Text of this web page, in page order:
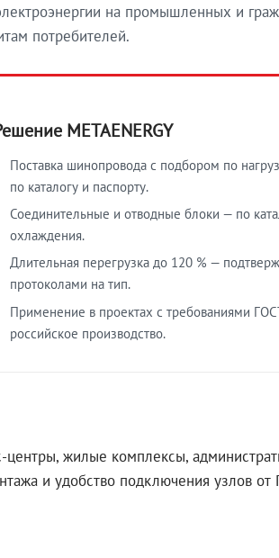
на промышленных и
потребителей.
METAENERGY
Поставка шинопровода с подбором по
по каталогу и паспорту.
Соединительные и отводные блоки — по
охлаждения.
Длительная перегрузка до 120 % —
протоколами на тип.
Применение в проектах с требованиями
российское производство.
жилые комплексы,
и удобство подключения узлов